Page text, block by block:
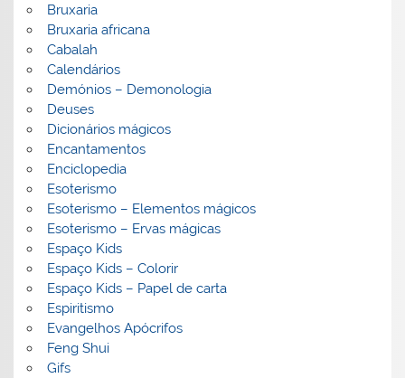
Bruxaria
Bruxaria africana
Cabalah
Calendários
Demónios – Demonologia
Deuses
Dicionários mágicos
Encantamentos
Enciclopedia
Esoterismo
Esoterismo – Elementos mágicos
Esoterismo – Ervas mágicas
Espaço Kids
Espaço Kids – Colorir
Espaço Kids – Papel de carta
Espiritismo
Evangelhos Apócrifos
Feng Shui
Gifs